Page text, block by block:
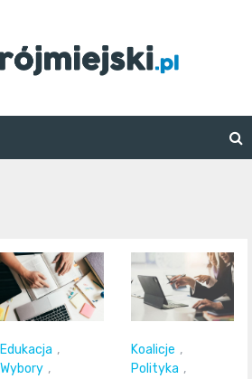
Edukacja ,
Wybory ,
Koalicje ,
Polityka ,